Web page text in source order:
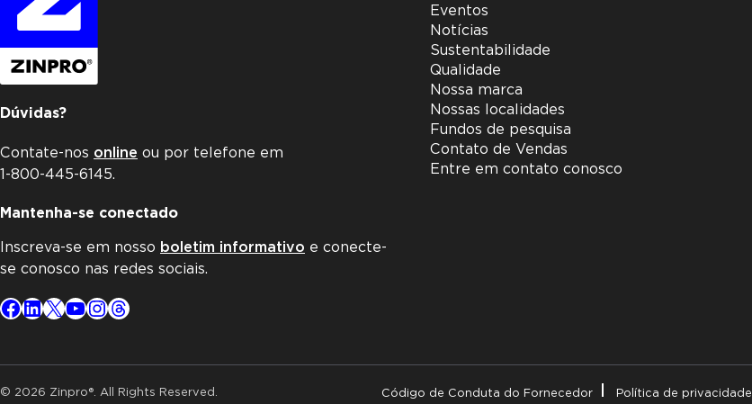
Dúvidas?
Contate-nos online ou por telefone em
1-800-445-6145.
Mantenha-se conectado
Inscreva-se em nosso boletim informativo e conecte-
se conosco nas redes sociais.
Facebook
LinkedIn
X YouTube
Instagram
Threads
Eventos
Notícias
Sustentabilidade
Qualidade
Nossa marca
Nossas localidades
Fundos de pesquisa
Contato de Vendas
Entre em contato conosco
© 2026 Zinpro®. All Rights Reserved. Código de Conduta do Fornecedor Política de privacidade